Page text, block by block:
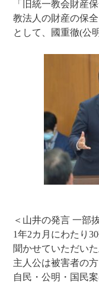
「旧統一教会財産
教法人の財産の保
として、國重徹(公
＜山井の発言 一部
1年2カ月にわたり
聞かせていただい
主人公は被害者の方
自民・公明・国民